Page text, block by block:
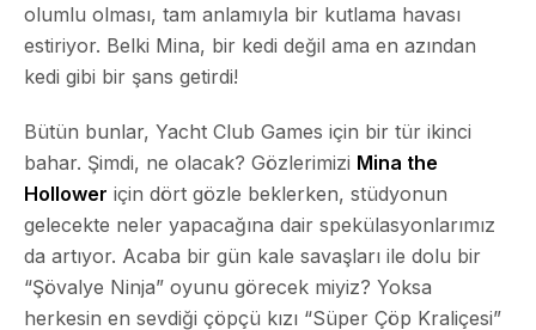
olumlu olması, tam anlamıyla bir kutlama havası
estiriyor. Belki Mina, bir kedi değil ama en azından
kedi gibi bir şans getirdi!
Bütün bunlar, Yacht Club Games için bir tür ikinci
bahar. Şimdi, ne olacak? Gözlerimizi Mina the
Hollower için dört gözle beklerken, stüdyonun
gelecekte neler yapacağına dair spekülasyonlarımız
da artıyor. Acaba bir gün kale savaşları ile dolu bir
“Şövalye Ninja” oyunu görecek miyiz? Yoksa
herkesin en sevdiği çöpçü kızı “Süper Çöp Kraliçesi”